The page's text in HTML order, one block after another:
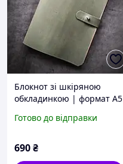
Блокнот зі шкіряною
обкладинкою | формат А5
Готово до відправки
690₴